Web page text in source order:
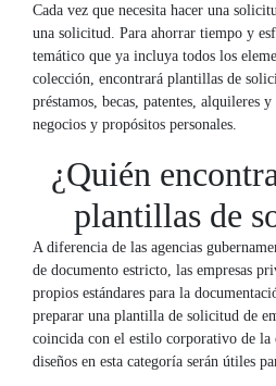
Cada vez que necesita hacer una
una solicitud. Para ahorrar tiempo y
temático que ya incluya todos los
colección, encontrará plantillas de
préstamos, becas, patentes, alquileres
negocios y propósitos personales.
¿Quién
plantillas de
A diferencia de las agencias
de documento estricto, las empresas
propios estándares para la
preparar una plantilla de solicitud de
coincida con el estilo corporativo de
diseños en esta categoría serán útiles